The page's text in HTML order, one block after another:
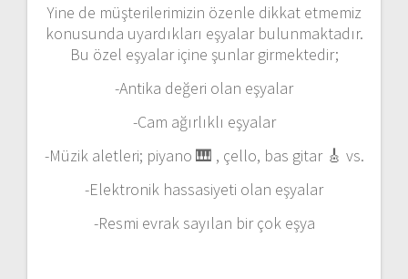
Yine de müşterilerimizin özenle dikkat etmemiz
konusunda uyardıkları eşyalar bulunmaktadır.
Bu özel eşyalar içine şunlar girmektedir;
-Antika değeri olan eşyalar
-Cam ağırlıklı eşyalar
-Müzik aletleri; piyano 🎹 , çello, bas gitar 🎸 vs.
-Elektronik hassasiyeti olan eşyalar
-Resmi evrak sayılan bir çok eşya